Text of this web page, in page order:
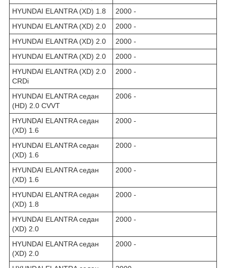
HYUNDAI ELANTRA (XD) 1.8
2000 -
HYUNDAI ELANTRA (XD) 2.0
2000 -
HYUNDAI ELANTRA (XD) 2.0
2000 -
HYUNDAI ELANTRA (XD) 2.0
2000 -
HYUNDAI ELANTRA (XD) 2.0
CRDi
2000 -
HYUNDAI ELANTRA седан
(HD) 2.0 CVVT
2006 -
HYUNDAI ELANTRA седан
(XD) 1.6
2000 -
HYUNDAI ELANTRA седан
(XD) 1.6
2000 -
HYUNDAI ELANTRA седан
(XD) 1.6
2000 -
HYUNDAI ELANTRA седан
(XD) 1.8
2000 -
HYUNDAI ELANTRA седан
(XD) 2.0
2000 -
HYUNDAI ELANTRA седан
(XD) 2.0
2000 -